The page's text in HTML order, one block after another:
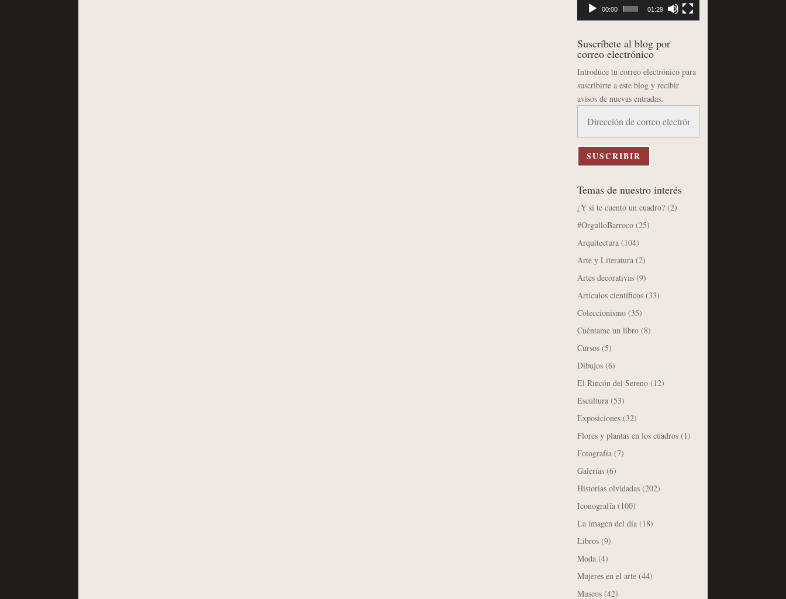
00:00 01:29
Suscríbete al blog por
correo electrónico
Introduce tu correo electrónico para
suscribirte a este blog y recibir
avisos de nuevas entradas.
correo
electrónico
SUSCRIBIR
Temas de nuestro interés
¿Y si te cuento un cuadro? (2)
#OrgulloBarroco (25)
Arquitectura (104)
Arte y Literatura (2)
Artes decorativas (9)
Artículos científicos (33)
Coleccionismo (35)
Cuéntame un libro (8)
Cursos (5)
Dibujos (6)
El Rincón del Sereno (12)
Escultura (53)
Exposiciones (32)
Flores y plantas en los cuadros (1)
Fotografía (7)
Galerías (6)
Historias olvidadas (202)
Iconografía (100)
La imagen del día (18)
Libros (9)
Moda (4)
Mujeres en el arte (44)
Museos (42)